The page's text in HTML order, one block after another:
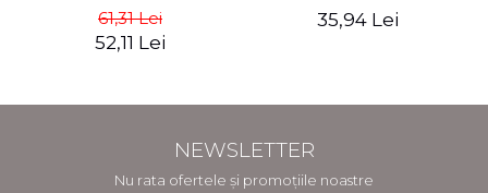
invatamantul prescolar -
Horatiu Catalano, Ion
61,31 Lei
52,11 Lei
facultatii de arte.
35,94 Lei
NEWSLETTER
Nu rata ofertele și promoțiile noastre